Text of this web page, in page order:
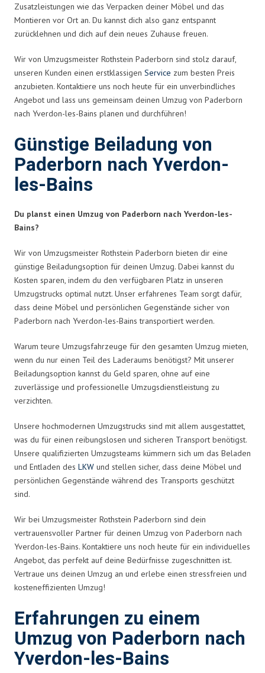
Zusatzleistungen wie das Verpacken deiner Möbel und das
Montieren vor Ort an. Du kannst dich also ganz entspannt
zurücklehnen und dich auf dein neues Zuhause freuen.
Wir von Umzugsmeister Rothstein Paderborn sind stolz darauf,
unseren Kunden einen erstklassigen Service zum besten Preis
anzubieten. Kontaktiere uns noch heute für ein unverbindliches
Angebot und lass uns gemeinsam deinen Umzug von Paderborn
nach Yverdon-les-Bains planen und durchführen!
Günstige Beiladung von
Paderborn nach Yverdon-
les-Bains
Du planst einen Umzug von Paderborn nach Yverdon-les-
Bains?
Wir von Umzugsmeister Rothstein Paderborn bieten dir eine
günstige Beiladungsoption für deinen Umzug. Dabei kannst du
Kosten sparen, indem du den verfügbaren Platz in unseren
Umzugstrucks optimal nutzt. Unser erfahrenes Team sorgt dafür,
dass deine Möbel und persönlichen Gegenstände sicher von
Paderborn nach Yverdon-les-Bains transportiert werden.
Warum teure Umzugsfahrzeuge für den gesamten Umzug mieten,
wenn du nur einen Teil des Laderaums benötigst? Mit unserer
Beiladungsoption kannst du Geld sparen, ohne auf eine
zuverlässige und professionelle Umzugsdienstleistung zu
verzichten.
Unsere hochmodernen Umzugstrucks sind mit allem ausgestattet,
was du für einen reibungslosen und sicheren Transport benötigst.
Unsere qualifizierten Umzugsteams kümmern sich um das Beladen
und Entladen des LKW und stellen sicher, dass deine Möbel und
persönlichen Gegenstände während des Transports geschützt
sind.
Wir bei Umzugsmeister Rothstein Paderborn sind dein
vertrauensvoller Partner für deinen Umzug von Paderborn nach
Yverdon-les-Bains. Kontaktiere uns noch heute für ein individuelles
Angebot, das perfekt auf deine Bedürfnisse zugeschnitten ist.
Vertraue uns deinen Umzug an und erlebe einen stressfreien und
kosteneffizienten Umzug!
Erfahrungen zu einem
Umzug von Paderborn nach
Yverdon-les-Bains